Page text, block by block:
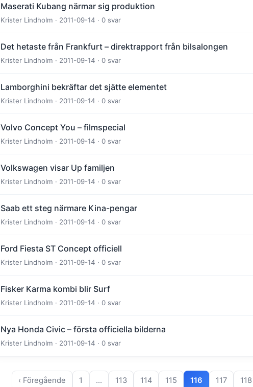
Maserati Kubang närmar sig produktion
Krister Lindholm · 2011-09-14 · 0 svar
Det hetaste från Frankfurt – direktrapport från bilsalongen
Krister Lindholm · 2011-09-14 · 0 svar
Lamborghini bekräftar det sjätte elementet
Krister Lindholm · 2011-09-14 · 0 svar
Volvo Concept You – filmspecial
Krister Lindholm · 2011-09-14 · 0 svar
Volkswagen visar Up familjen
Krister Lindholm · 2011-09-14 · 0 svar
Saab ett steg närmare Kina-pengar
Krister Lindholm · 2011-09-14 · 0 svar
Ford Fiesta ST Concept officiell
Krister Lindholm · 2011-09-14 · 0 svar
Fisker Karma kombi blir Surf
Krister Lindholm · 2011-09-14 · 0 svar
Nya Honda Civic – första officiella bilderna
Krister Lindholm · 2011-09-14 · 0 svar
‹ Föregående 1 … 113 114 115 116 117 118